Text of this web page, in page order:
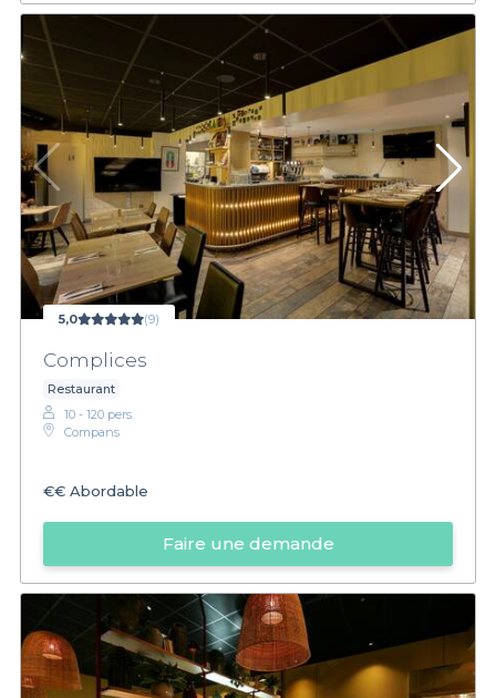
5,0 (9)
Complices
Restaurant
10 - 120 pers.
Compans
€€ Abordable
Faire une demande